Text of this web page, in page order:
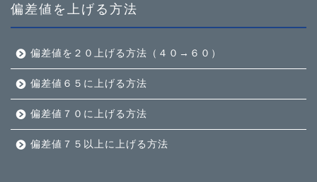
偏差値を上げる方法
偏差値を２０上げる方法（４０→６０）
偏差値６５に上げる方法
偏差値７０に上げる方法
偏差値７５以上に上げる方法